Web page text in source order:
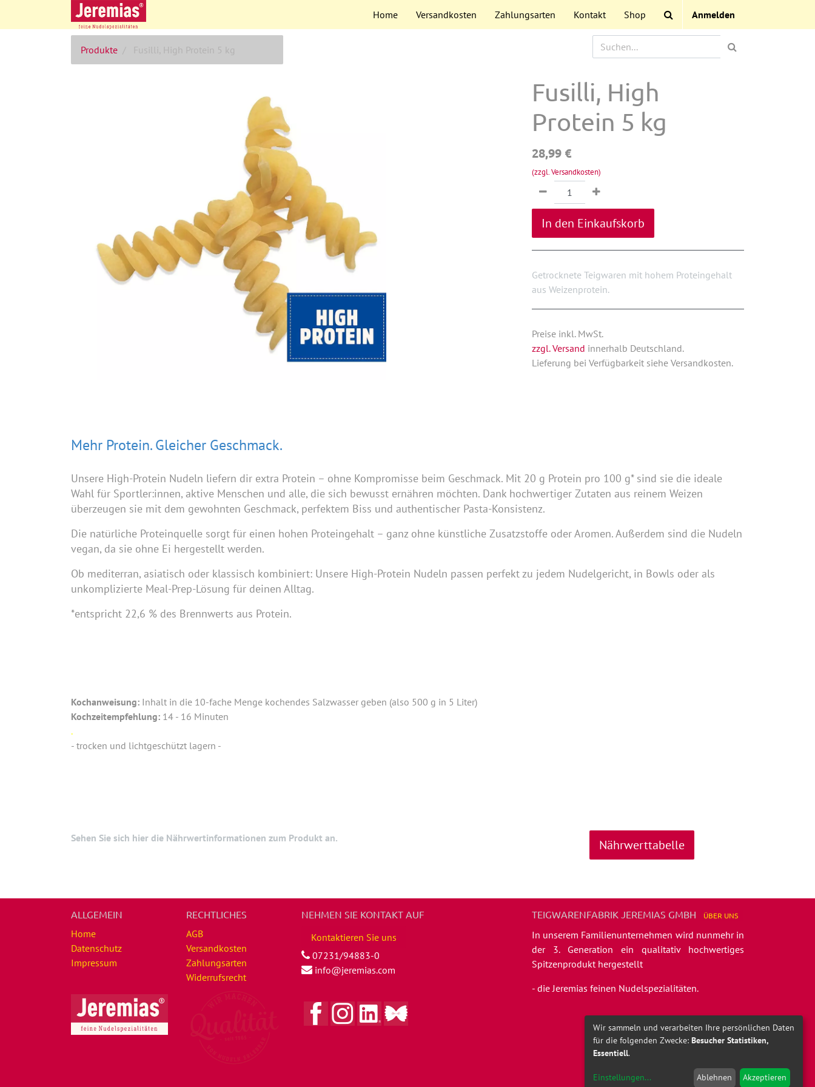
Home Versandkosten Zahlungsarten Kontakt Shop Anmelden
Produkte Fusilli, High Protein 5 kg
Fusilli, High
Protein 5 kg
28,99 €
(zzgl. Versandkosten)
In den Einkaufskorb
Getrocknete Teigwaren mit hohem Proteingehalt
aus Weizenprotein.
Preise inkl. MwSt.
zzgl. Versand innerhalb Deutschland.
Lieferung bei Verfügbarkeit siehe Versandkosten.
Mehr Protein. Gleicher Geschmack.
Unsere High-Protein Nudeln liefern dir extra Protein – ohne Kompromisse beim Geschmack. Mit 20 g Protein pro 100 g* sind sie die ideale
Wahl für Sportler:innen, aktive Menschen und alle, die sich bewusst ernähren möchten. Dank hochwertiger Zutaten aus reinem Weizen
überzeugen sie mit dem gewohnten Geschmack, perfektem Biss und authentischer Pasta-Konsistenz.
Die natürliche Proteinquelle sorgt für einen hohen Proteingehalt – ganz ohne künstliche Zusatzstoffe oder Aromen. Außerdem sind die Nudeln
vegan, da sie ohne Ei hergestellt werden.
Ob mediterran, asiatisch oder klassisch kombiniert: Unsere High-Protein Nudeln passen perfekt zu jedem Nudelgericht, in Bowls oder als
unkomplizierte Meal-Prep-Lösung für deinen Alltag.
*entspricht 22,6 % des Brennwerts aus Protein.
Kochanweisung: Inhalt in die 10-fache Menge kochendes Salzwasser geben (also 500 g in 5 Liter)
Kochzeitempfehlung: 14 - 16 Minuten
.
- trocken und lichtgeschützt lagern -
Sehen Sie sich hier die Nährwertinformationen zum Produkt an. Nährwerttabelle
ALLGEMEIN
Home
Datenschutz
Impressum
RECHTLICHES
AGB
Versandkosten
Zahlungsarten
Widerrufsrecht
NEHMEN SIE KONTAKT AUF
Kontaktieren Sie uns
07231/94883-0
info@jeremias.com
TEIGWARENFABRIK JEREMIAS GMBH ÜBER UNS
In unserem Familienunternehmen wird nunmehr in
der 3. Generation ein qualitativ hochwertiges
Spitzenprodukt hergestellt
- die Jeremias feinen Nudelspezialitäten.
Wir sammeln und verarbeiten Ihre persönlichen Daten
für die folgenden Zwecke: Besucher Statistiken,
Essentiell.
Einstellungen... Ablehnen Akzeptieren